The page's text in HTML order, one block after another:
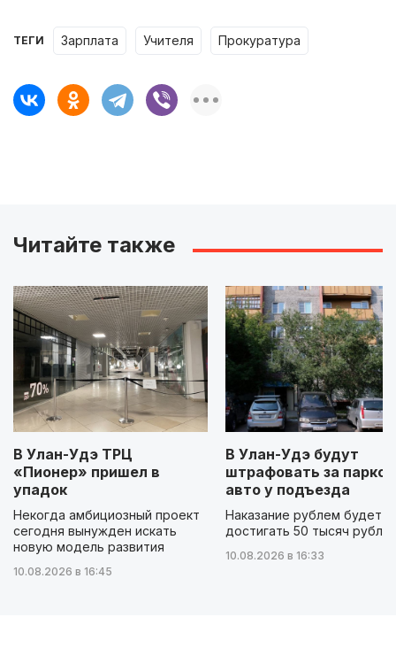
ТЕГИ зарплата учителя прокуратура
Читайте также
В Улан-Удэ ТРЦ
«Пионер» пришел в
упадок
Некогда амбициозный проект
сегодня вынужден искать
новую модель развития
10.08.2026 в 16:45
В Улан-Удэ будут
штрафовать за
авто у подъезда
Наказание рублем будет
достигать 50 тысяч
10.08.2026 в 16:33